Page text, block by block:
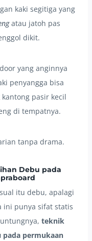
kaki segitiga yang
atau jatoh pas
dikit.
yang anginnya
penyangga bisa
pasir kecil
di tempatnya.
tanpa drama.
Debu pada
itu debu, apalagi
ini punya sifat statis
teknik
pada permukaan